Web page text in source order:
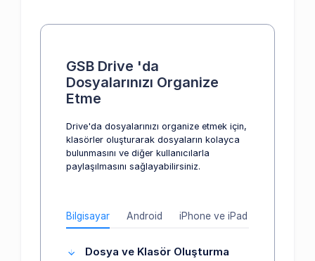
GSB Drive 'da
Dosyalarınızı Organize
Etme
Drive'da dosyalarınızı organize etmek için,
klasörler oluşturarak dosyaların kolayca
bulunmasını ve diğer kullanıcılarla
paylaşılmasını sağlayabilirsiniz.
Bilgisayar Android iPhone ve iPad
Dosya ve Klasör Oluşturma